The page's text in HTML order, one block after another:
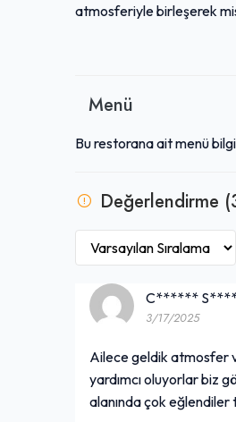
atmosferiyle birleşerek
alan lahmacun gibi ana
Menü
Bu restorana ait menü
Değerlendirme
C******
3/17/2025
Ailece geldik atmosfer
yardımcı oluyorlar biz
alanında çok eğlendiler